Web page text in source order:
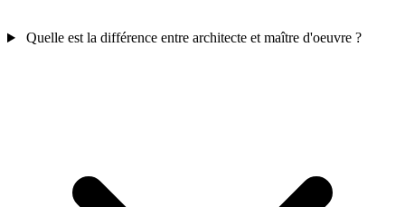
Quelle est la différence entre architecte et maître d'oeuvre ?